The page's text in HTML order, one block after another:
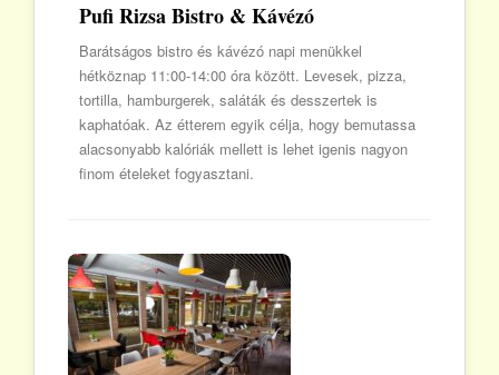
Pufi Rizsa Bistro & Kávézó
Barátságos bistro és kávézó napi menükkel
hétköznap 11:00-14:00 óra között. Levesek, pizza,
tortilla, hamburgerek, saláták és desszertek is
kaphatóak. Az étterem egyik célja, hogy bemutassa
alacsonyabb kalóriák mellett is lehet igenis nagyon
finom ételeket fogyasztani.